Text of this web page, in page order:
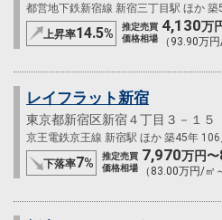
都営地下鉄新宿線 新宿三丁目駅 ほか 築
上昇率14.5%
推定売買
価格相場
4,130万
（93.90万
レイフラット新宿
東京都新宿区新宿４丁目３－１５
京王電鉄京王線 新宿駅 ほか 築45年 106
下落率7%
推定売買
価格相場
7,970万円〜
（83.00万円/㎡